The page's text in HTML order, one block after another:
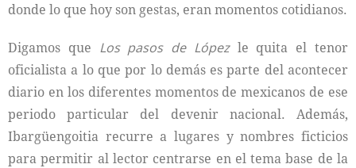
donde lo que hoy son gestas, eran momentos cotidianos.
Digamos que Los pasos de Lópezle quita el tenor
oficialista a lo que por lo demás es parte del acontecer
diario en los diferentes momentos de mexicanos de ese
periodo particular del devenir nacional. Además,
Ibargüengoitia recurre a lugares y nombres ficticios
para permitir al lector centrarse en el tema base de la